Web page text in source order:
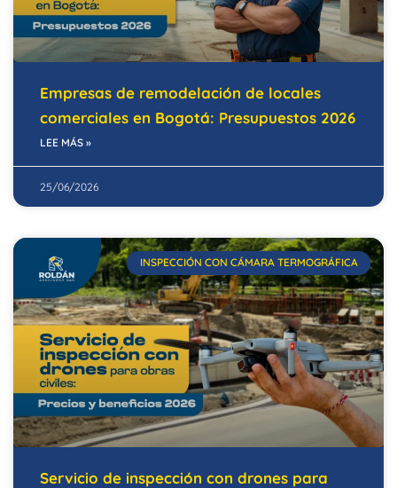
Empresas de remodelación de locales
comerciales en Bogotá: Presupuestos 2026
LEE MÁS »
25/06/2026
INSPECCIÓN CON CÁMARA TERMOGRÁFICA
Servicio de inspección con drones para